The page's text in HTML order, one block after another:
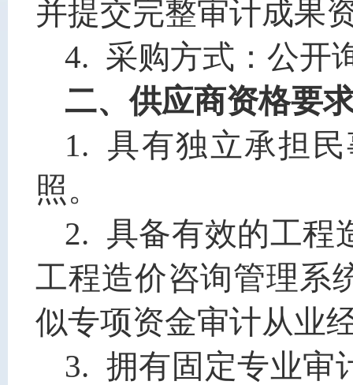
并提交完整审计成果
4. 采购方式 ： 公开
二、供应商资格要
1. 具有独立承担
照。
2. 具备有效的工程
工程造价咨询管理系
似专项资金审计从业
3. 拥有固定专业审